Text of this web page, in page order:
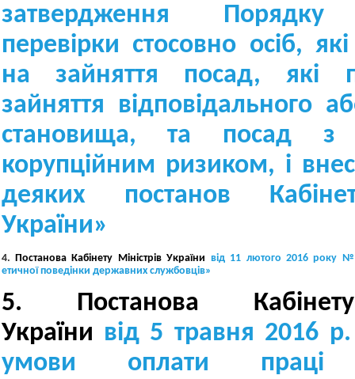
затвердження Порядку
перевірки стосовно осіб,
на зайняття посад, які
зайняття відповідального
становища, та посад з
корупційним ризиком, і
деяких постанов
України»
4. Постанова Кабінету Міністрів України від 11 лютого 2016 року
етичної поведінки державних службовців»
5. Постанова
України від 5 травня 2016
умови оплати праці